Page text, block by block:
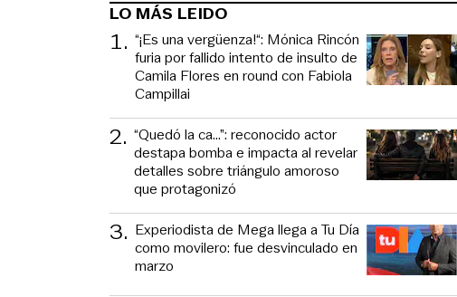
LO MÁS LEIDO
1. “¡Es una vergüenza!“: Mónica Rincón
furia por fallido intento de insulto de
Camila Flores en round con Fabiola
Campillai
2. “Quedó la ca...”: reconocido actor
destapa bomba e impacta al revelar
detalles sobre triángulo amoroso
que protagonizó
3. Experiodista de Mega llega a Tu Día
como movilero: fue desvinculado en
marzo